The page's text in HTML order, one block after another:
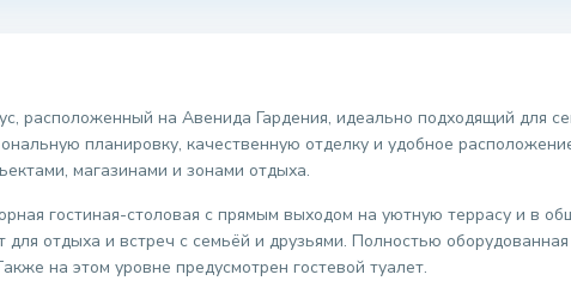
расположенный на Авенида Гардения, идеально подходящий для
планировку, качественную отделку и удобное
магазинами и зонами отдыха.
гостиная-столовая с прямым выходом на уютную террасу и в
для отдыха и встреч с семьёй и друзьями. Полностью
на этом уровне предусмотрен гостевой туалет.